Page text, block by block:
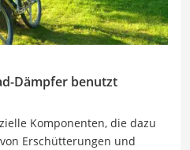
Dämpfer benutzt
Komponenten, die dazu
Erschütterungen und